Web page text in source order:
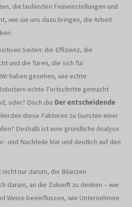
die laufenden Feineinstellungen und
wie sie uns dazu bringen, die Arbeit
Seiten: die Effizienz, die
und die Türen, die sich für
haben gesehen, wie echte
echte Fortschritte gemacht
oder? Doch die Der entscheidende
diese Faktoren zu Gunsten einer
Deshalb ist eine gründliche Analyse
und Nachteile klar und deutlich auf den
nur darum, die Bilanzen
darum, an die Zukunft zu denken – wie
Weise beeinflussen, wie Unternehmen